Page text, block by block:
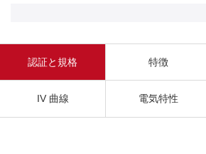
認証と規格 特徴
IV 曲線 電気特性